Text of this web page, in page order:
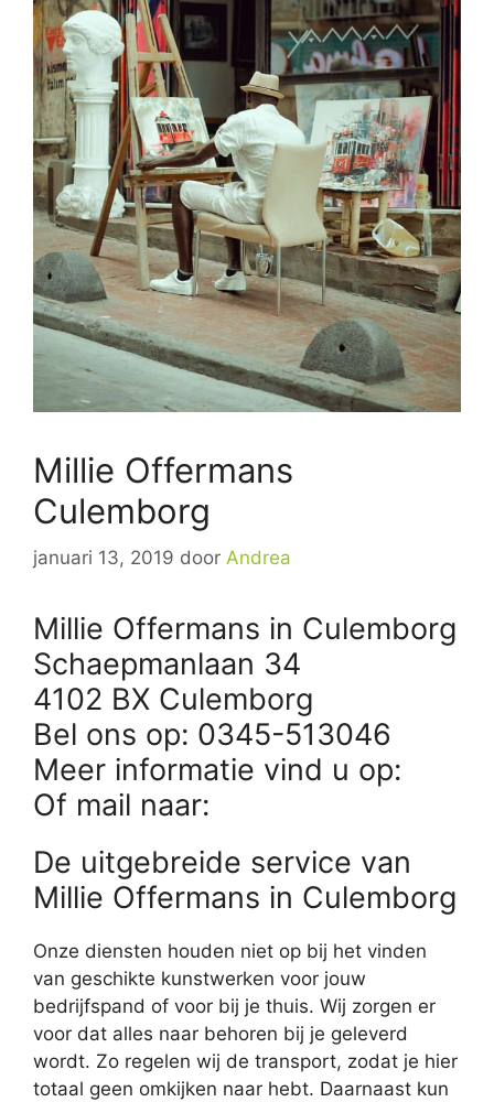
Millie Offermans
Culemborg
januari 13, 2019 door Andrea
Millie Offermans in Culemborg
Schaepmanlaan 34
4102 BX Culemborg
Bel ons op: 0345-513046
Meer informatie vind u op:
Of mail naar:
De uitgebreide service van
Millie Offermans in Culemborg
Onze diensten houden niet op bij het vinden
van geschikte kunstwerken voor jouw
bedrijfspand of voor bij je thuis. Wij zorgen er
voor dat alles naar behoren bij je geleverd
wordt. Zo regelen wij de transport, zodat je hier
totaal geen omkijken naar hebt. Daarnaast kun